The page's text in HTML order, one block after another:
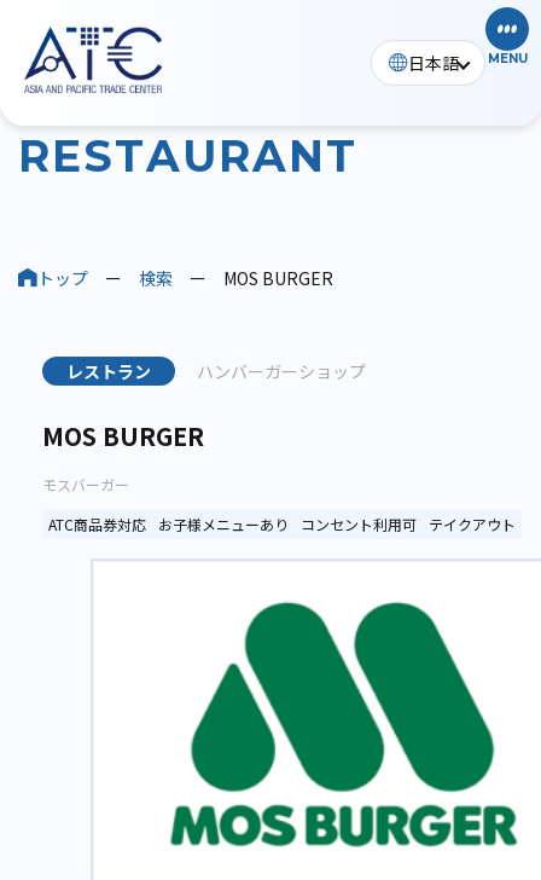
日本語 MENU
RESTAURANT
トップ ー 検索 ー MOS BURGER
レストラン ハンバーガーショップ
MOS BURGER
モスバーガー
ATC商品券対応
お子様メニューあり コンセント利用可 テイクアウト